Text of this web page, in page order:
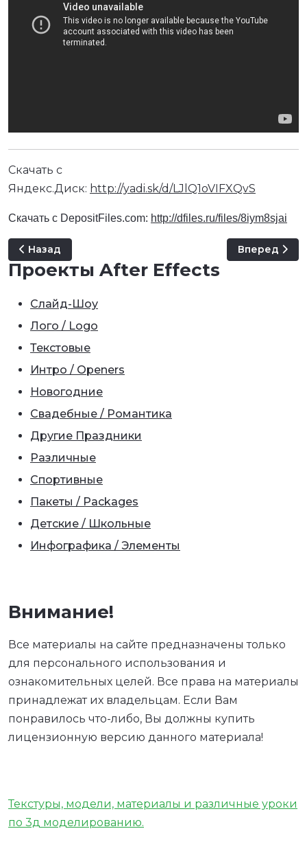
Скачать с
Яндекс.Диск: http://yadi.sk/d/LJlQ1oVIFXQvS
Скачать с DepositFiles.com: http://dfiles.ru/files/8iym8sjai
Предыдущий: The Adventurous Snail
Назад Следующий:
Вперед
Проекты After Effects
Слайд-Шоу
Лого / Logo
Текстовые
Интро / Openers
Новогодние
Свадебные / Романтика
Другие Праздники
Различные
Спортивные
Пакеты / Packages
Детские / Школьные
Инфографика / Элементы
Внимание!
Все материалы на сайте предназначены только
для персонального использования и
ознакомительных целей. Все права на материалы
принадлежат их владельцам. Если Вам
понравилось что-либо, Вы должны купить
лицензионную версию данного материала!
Текстуры, модели, материалы и различные уроки
по 3д моделированию.